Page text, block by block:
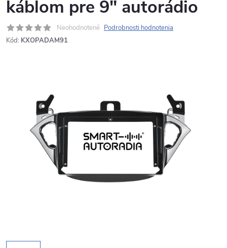
káblom pre 9" autorádio
Neohodnotené Podrobnosti hodnotenia
Kód: KXOPADAM91